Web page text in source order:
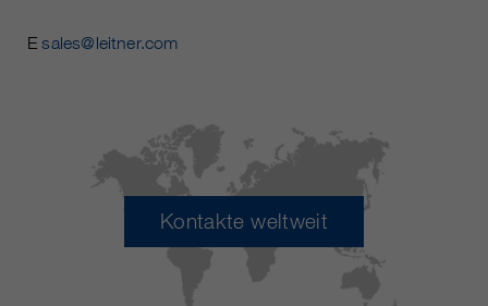
Esales@leitner.com
Kontakte weltweit